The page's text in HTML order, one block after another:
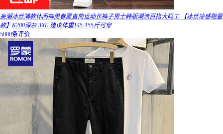
妄潮冰丝薄款休闲裤男春夏直筒运动长裤子男士韩版潮流百搭大码工 【冰丝凉感跑量
款】K200深灰 3XL 建议体重145-155斤可穿
5000条评价